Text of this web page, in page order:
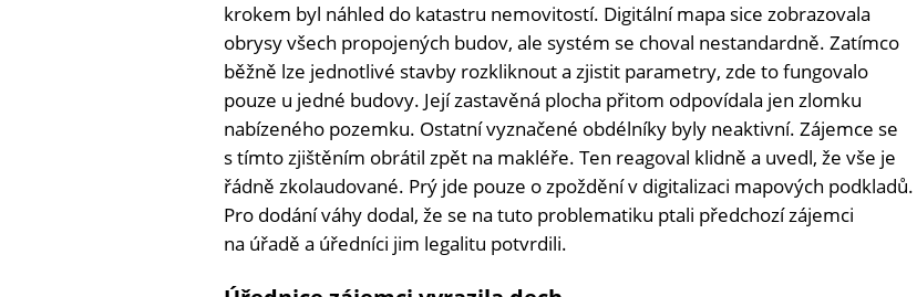
krokem byl náhled do katastru nemovitostí. Digitální mapa sice zobrazovala
obrysy všech propojených budov, ale systém se choval nestandardně. Zatímco
běžně lze jednotlivé stavby rozkliknout a zjistit parametry, zde to fungovalo
pouze u jedné budovy. Její zastavěná plocha přitom odpovídala jen zlomku
nabízeného pozemku. Ostatní vyznačené obdélníky byly neaktivní. Zájemce se
s tímto zjištěním obrátil zpět na makléře. Ten reagoval klidně a uvedl, že vše je
řádně zkolaudované. Prý jde pouze o zpoždění v digitalizaci mapových podkladů.
Pro dodání váhy dodal, že se na tuto problematiku ptali předchozí zájemci
na úřadě a úředníci jim legalitu potvrdili.